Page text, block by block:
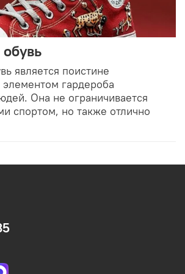
является поистине
гардероба
Она не ограничивается
спортом, но также отлично